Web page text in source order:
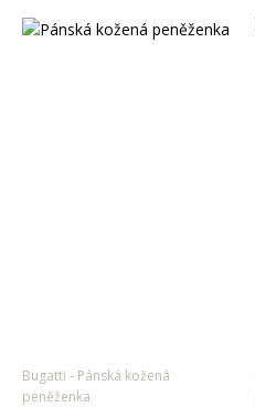
Bugatti
Pánská kožená
peněženka